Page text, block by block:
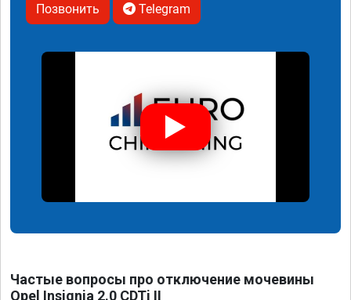
Позвонить Telegram
Частые вопросы про отключение мочевины
Opel Insignia 2.0 CDTi II